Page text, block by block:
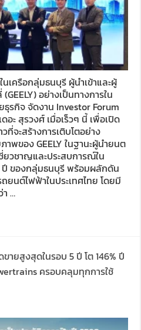
เครือกลุ่มธนบุรี ผู้นำเข้าและผู้
อย่างเป็นทางการใน
ธุรกิจ จัดงาน Investor Forum
ะ สุรวงศ์ เมื่อเร็วๆ นี้ เพื่อเปิด
ที่จะสร้างการเติบโตอย่าง
พของ GEELY ในฐานะผู้นำยนต
ยวชาญและประสบการณ์ใน
ของกลุ่มธนบุรี พร้อมผลักดัน
ยนต์ไฟฟ้าในประเทศไทย โดยมี
…
ายสูงสุดในรอบ 5 ปี โต 146% ปี
ครอบคลุมทุกการใช้